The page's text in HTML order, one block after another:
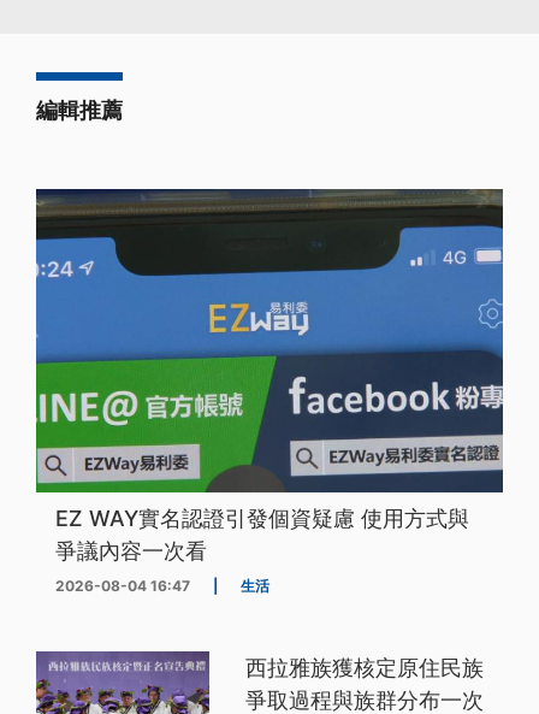
編輯推薦
EZ WAY實名認證引發個資疑慮 使用方式與
爭議內容一次看
2026-08-04 16:47 生活
西拉雅族獲核定原住民族
爭取過程與族群分布一次